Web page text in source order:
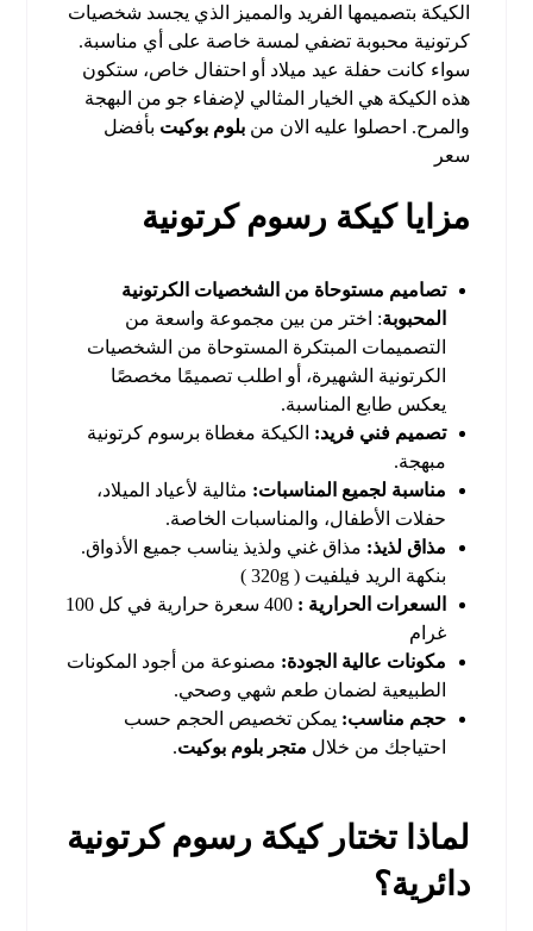
الكيكة بتصميمها الفريد والمميز الذي يجسد شخصيات
كرتونية محبوبة تضفي لمسة خاصة على أي مناسبة.
سواء كانت حفلة عيد ميلاد أو احتفال خاص، ستكون
هذه الكيكة هي الخيار المثالي لإضفاء جو من البهجة
والمرح. احصلوا عليه الان من بلوم بوكيت بأفضل
سعر
مزايا كيكة رسوم كرتونية
تصاميم مستوحاة من الشخصيات الكرتونية
المحبوبة: اختر من بين مجموعة واسعة من
التصميمات المبتكرة المستوحاة من الشخصيات
الكرتونية الشهيرة، أو اطلب تصميمًا مخصصًا
يعكس طابع المناسبة.
تصميم فني فريد: الكيكة مغطاة برسوم كرتونية
مبهجة.
مناسبة لجميع المناسبات: مثالية لأعياد الميلاد،
حفلات الأطفال، والمناسبات الخاصة.
مذاق لذيذ: مذاق غني ولذيذ يناسب جميع الأذواق.
بنكهة الريد فيلفيت ( 320g )
السعرات الحرارية :
400 سعرة حرارية في كل 100
غرام
مكونات عالية الجودة: مصنوعة من أجود المكونات
الطبيعية لضمان طعم شهي وصحي.
حجم مناسب: يمكن تخصيص الحجم حسب
احتياجك من خلال متجر بلوم بوكيت.
لماذا تختار كيكة رسوم كرتونية
دائرية؟